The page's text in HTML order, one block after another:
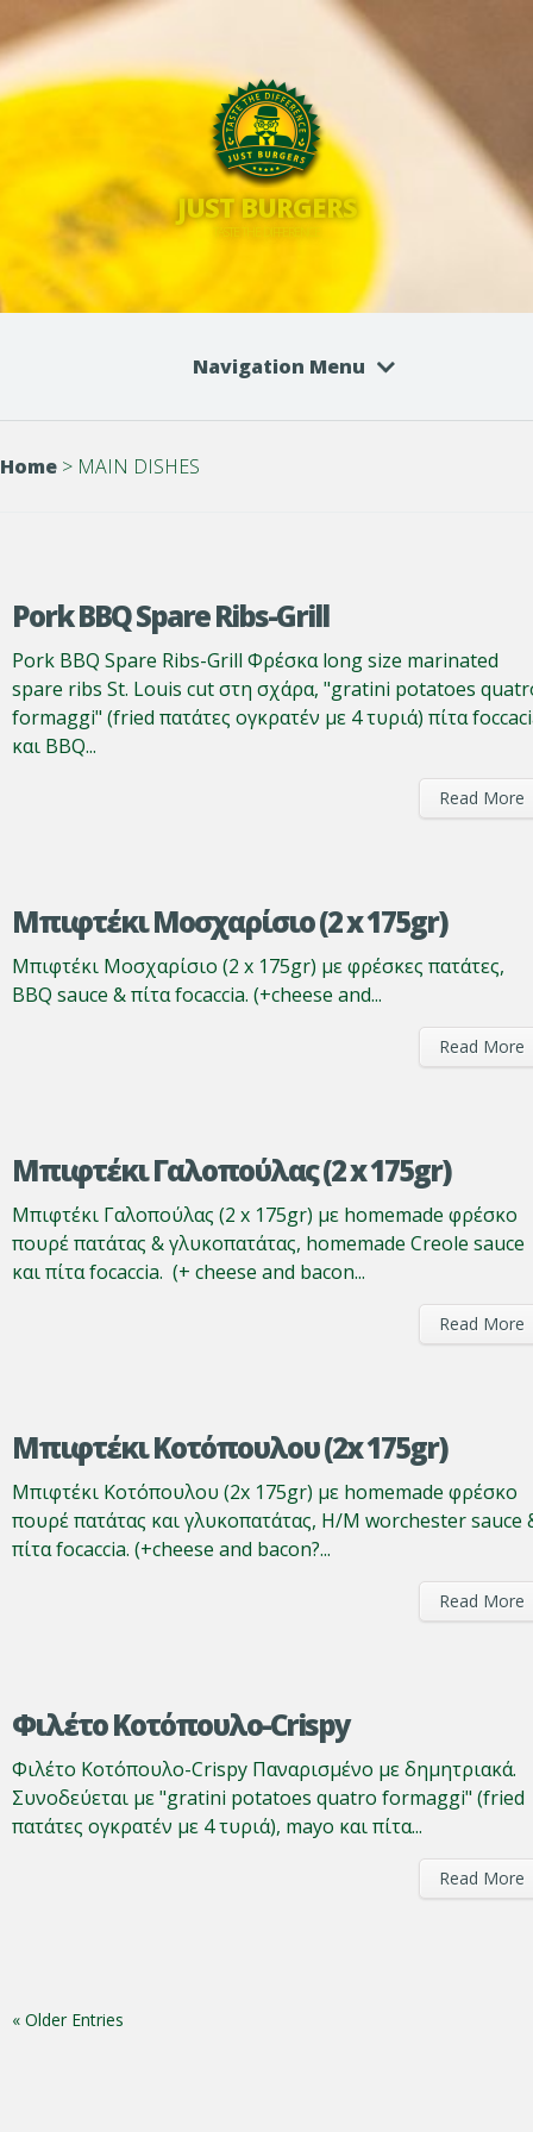
JUST BURGERS
Navigation Menu
Home > MAIN DISHES
Pork BBQ Spare Ribs-Grill
Pork BBQ Spare Ribs-Grill Φρέσκα long size marinated
spare ribs St. Louis cut στη σχάρα, "gratini potatoes
formaggi" (fried πατάτες ογκρατέν με 4 τυριά) πίτα
και BBQ...
Read More
Μπιφτέκι Μοσχαρίσιο (2 x 175gr)
Μπιφτέκι Μοσχαρίσιο (2 x 175gr) με φρέσκες πατάτες,
BBQ sauce & πίτα focaccia. (+cheese and...
Read More
Μπιφτέκι Γαλοπούλας (2 x 175gr)
Μπιφτέκι Γαλοπούλας (2 x 175gr) με homemade φρέσκο
πουρέ πατάτας & γλυκοπατάτας, homemade Creole sauce
και πίτα focaccia. (+ cheese and bacon...
Read More
Μπιφτέκι Κοτόπουλου (2x 175gr)
Μπιφτέκι Κοτόπουλου (2x 175gr) με homemade φρέσκο
πουρέ πατάτας και γλυκοπατάτας, Η/Μ worchester sauce
πίτα focaccia. (+cheese and bacon?...
Read More
Φιλέτο Κοτόπουλο-Crispy
Φιλέτο Κοτόπουλο-Crispy Παναρισμένο με δημητριακά.
Συνοδεύεται με "gratini potatoes quatro formaggi" (fried
πατάτες ογκρατέν με 4 τυριά), mayo και πίτα...
Read More
« Older Entries